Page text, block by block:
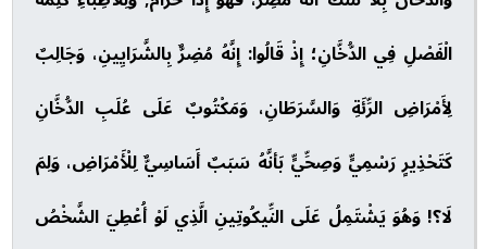
الْفَصْلِ فِي الدُّخَّانِ؛ إِذْ قَالُوا: إِنَّهُ مُضِرٌّ بِالشَّرَايِينِ، وَجَالِبٌ
لِأَمْرَاضِ الرِّئَةِ وَالسَّرَطَانِ، وَمَكْتُوبٌ عَلَى عُلَبِ الدُّخَّانِ
كَتَحْذِيرٍ رَسْمِيٍّ وَصِحِّيٍّ بَأنَّهُ سَبَبٌ أَسَاسِيٌّ لِلْأَمْرَاضِ، وَلِمَ
لَا؟! وَهُوَ يَشْتَمِلُ عَلَى النِّيكُوتِينِ الَّذِي لَوْ أُعْطِيَ الشَّخْصُ